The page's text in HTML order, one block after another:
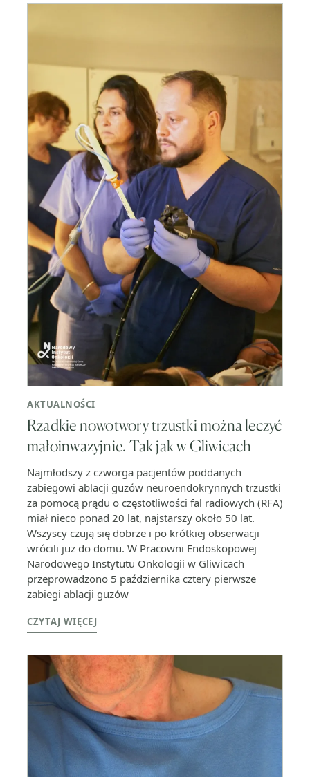
AKTUALNOŚCI
Rzadkie nowotwory trzustki można leczyć
małoinwazyjnie. Tak jak w Gliwicach
Najmłodszy z czworga pacjentów poddanych
zabiegowi ablacji guzów neuroendokrynnych trzustki
za pomocą prądu o częstotliwości fal radiowych (RFA)
miał nieco ponad 20 lat, najstarszy około 50 lat.
Wszyscy czują się dobrze i po krótkiej obserwacji
wrócili już do domu. W Pracowni Endoskopowej
Narodowego Instytutu Onkologii w Gliwicach
przeprowadzono 5 października cztery pierwsze
zabiegi ablacji guzów
CZYTAJ WIĘCEJ